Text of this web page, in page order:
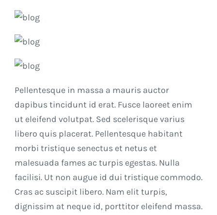
Pellentesque in massa a mauris auctor
dapibus tincidunt id erat. Fusce laoreet enim
ut eleifend volutpat. Sed scelerisque varius
libero quis placerat. Pellentesque habitant
morbi tristique senectus et netus et
malesuada fames ac turpis egestas. Nulla
facilisi. Ut non augue id dui tristique commodo.
Cras ac suscipit libero. Nam elit turpis,
dignissim at neque id, porttitor eleifend massa.